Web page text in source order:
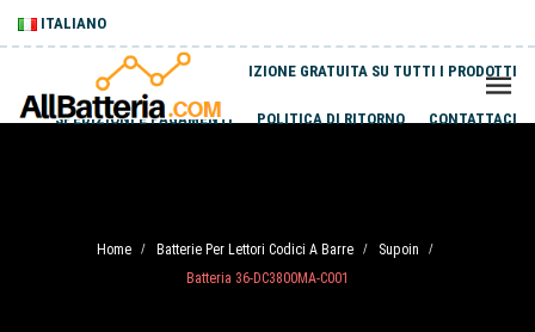
ITALIANO
SPEDIZIONE GRATUITA SU TUTTI I PRODOTTI
SPEDIZIONI E PAGAMENTI POLITICA DI RITORNO CONTATTACI
Home / Batterie Per Lettori Codici A Barre / Supoin /
Batteria 36-DC3800MA-C001